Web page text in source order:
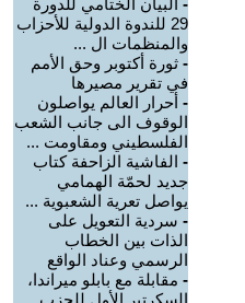
- البيان الختامي للدورة
29 للندوة الدولية للأحزاب
والمنظمات ال ...
- ثورة أكتوبر وحق الأمم
في تقرير مصيرها
- أحرار العالم يواصلون
الوقوف الى جانب الشعب
الفلسطيني ومقاومت ...
- الفاشية الزاحفة كتاب
جديد لحمّة الهمامي
يواصل تعرية الشعبوية ...
- سردية التعويل على
الذات بين الخطاب
الرسمي وعناد الواقع
- مقابلة مع بابلو ميراندا،
السكرتير الأول للحزب